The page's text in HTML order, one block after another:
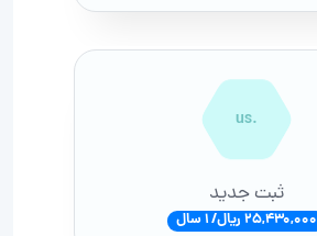
.us
ثبت جدید
25,430,000 ریال/ 1 سال